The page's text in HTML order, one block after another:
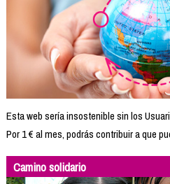
Esta web sería insostenible sin los
Por 1 € al mes, podrás contribuir a que
Camino solidario